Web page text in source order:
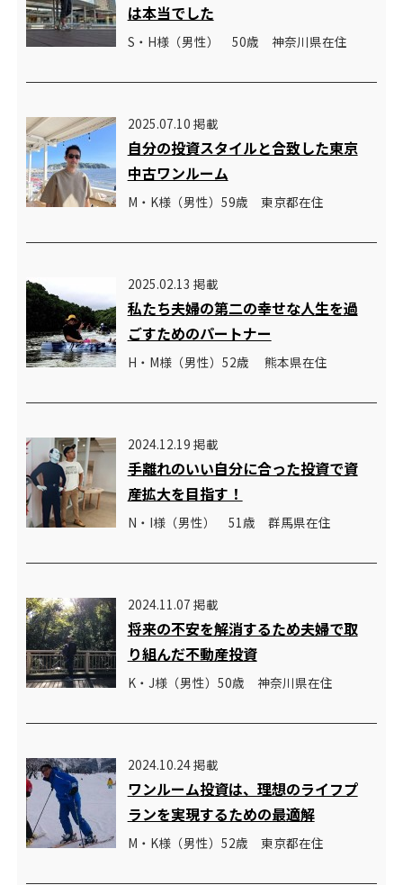
は本当でした
S・H様（男性） 50歳 神奈川県在住
2025.07.10 掲載
自分の投資スタイルと合致した東京
中古ワンルーム
M・K様（男性）59歳 東京都在住
2025.02.13 掲載
私たち夫婦の第二の幸せな人生を過
ごすためのパートナー
H・M様（男性）52歳 熊本県在住
2024.12.19 掲載
手離れのいい自分に合った投資で資
産拡大を目指す！
N・I様（男性） 51歳 群馬県在住
2024.11.07 掲載
将来の不安を解消するため夫婦で取
り組んだ不動産投資
K・J様（男性）50歳 神奈川県在住
2024.10.24 掲載
ワンルーム投資は、理想のライフプ
ランを実現するための最適解
M・K様（男性）52歳 東京都在住